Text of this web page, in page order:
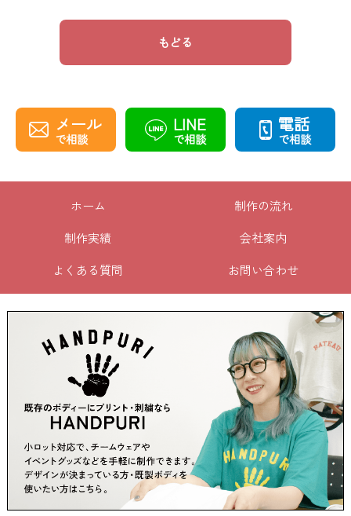
もどる
メール
で相談
LINE
で相談
電話
で相談
ホーム
制作の流れ
制作実績
会社案内
よくある質問
お問い合わせ